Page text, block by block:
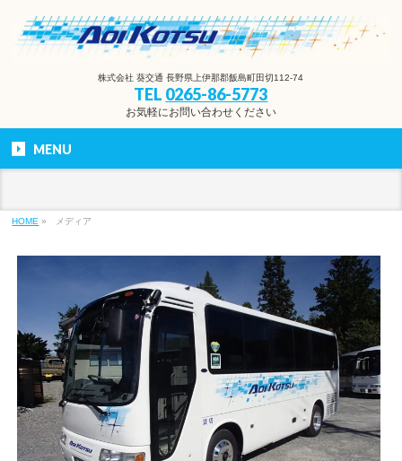
株式会社 葵交通 長野県上伊那郡飯島町田切112-74
TEL 0265-86-5773
お気軽にお問い合わせください
MENU
HOME » メディア